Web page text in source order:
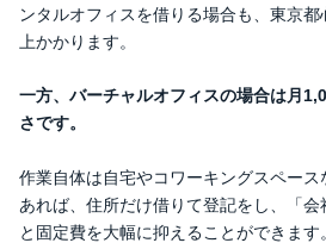
ンタルオフィスを借りる場合も、東京
上かかります。
一方、バーチャルオフィスの場合は月
さです。
作業自体は自宅やコワーキングスペー
あれば、住所だけ借りて登記をし、「
と固定費を大幅に抑えることができます。